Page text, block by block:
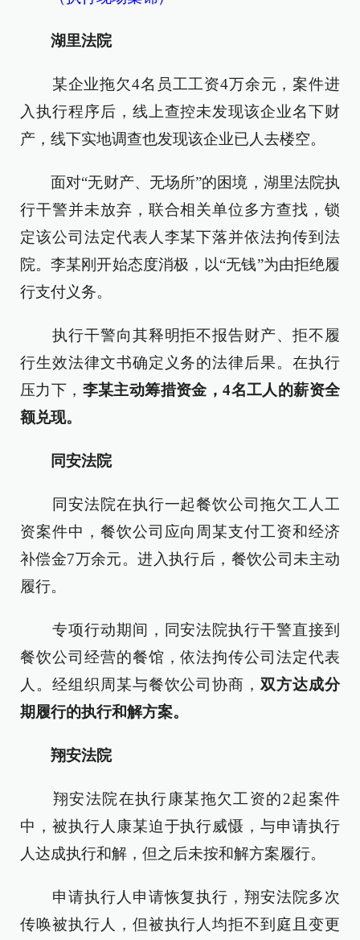
湖里法院
某企业拖欠4名员工工资4万余元，案件进
入执行程序后，线上查控未发现该企业名下财
产，线下实地调查也发现该企业已人去楼空。
面对“无财产、无场所”的困境，湖里法院执
行干警并未放弃，联合相关单位多方查找，锁
定该公司法定代表人李某下落并依法拘传到法
院。李某刚开始态度消极，以“无钱”为由拒绝履
行支付义务。
执行干警向其释明拒不报告财产、拒不履
行生效法律文书确定义务的法律后果。在执行
压力下， 李某主动筹措资金，4名工人的薪资全
额兑现。
同安法院
同安法院在执行一起餐饮公司拖欠工人工
资案件中，餐饮公司应向周某支付工资和经济
补偿金7万余元。进入执行后，餐饮公司未主动
履行。
专项行动期间，同安法院执行干警直接到
餐饮公司经营的餐馆，依法拘传公司法定代表
人。经组织周某与餐饮公司协商，双方达成分
期履行的执行和解方案。
翔安法院
翔安法院在执行康某拖欠工资的2起案件
中，被执行人康某迫于执行威慑，与申请执行
人达成执行和解，但之后未按和解方案履行。
申请执行人申请恢复执行，翔安法院多次
传唤被执行人，但被执行人均拒不到庭且变更